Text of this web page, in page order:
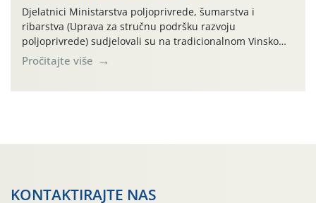
Djelatnici Ministarstva poljoprivrede, šumarstva i
ribarstva (Uprava za stručnu podršku razvoju
poljoprivrede) sudjelovali su na tradicionalnom Vinskom
forumu, održanom 24.07.2026. godine u Domu vinarske
tradicije u Putnikovićima na poluotoku Pelješcu, u
Pročitajte više
KONTAKTIRAJTE NAS